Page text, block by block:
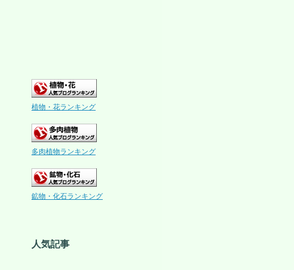
植物・花ランキング
多肉植物ランキング
鉱物・化石ランキング
人気記事